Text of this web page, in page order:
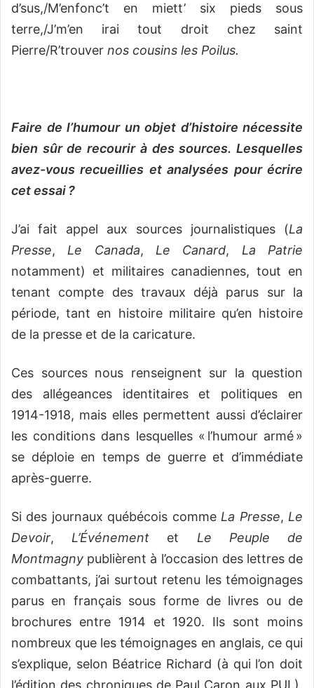
d’sus,/M’enfonc’t en miett’ six pieds sous
terre,/J’m’en irai tout droit chez saint
Pierre/R’trouver nos cousins les Poilus.
Faire de l’humour un objet d’histoire nécessite
bien sûr de recourir à des sources. Lesquelles
avez-vous recueillies et analysées pour écrire
cet essai ?
J’ai fait appel aux sources journalistiques (La
Presse,Le Canada,Le Canard, La Patrie
notamment) et militaires canadiennes, tout en
tenant compte des travaux déjà parus sur la
période, tant en histoire militaire qu’en histoire
de la presse et de la caricature.
Ces sources nous renseignent sur la question
des allégeances identitaires et politiques en
1914-1918, mais elles permettent aussi d’éclairer
les conditions dans lesquelles « l’humour armé »
se déploie en temps de guerre et d’immédiate
après-guerre.
Si des journaux québécois commeLa Presse,Le
Devoir,L’Événement et Le Peuple de
Montmagny publièrent à l’occasion des lettres de
combattants, j’ai surtout retenu les témoignages
parus en français sous forme de livres ou de
brochures entre 1914 et 1920. Ils sont moins
nombreux que les témoignages en anglais, ce qui
s’explique, selon Béatrice Richard (à qui l’on doit